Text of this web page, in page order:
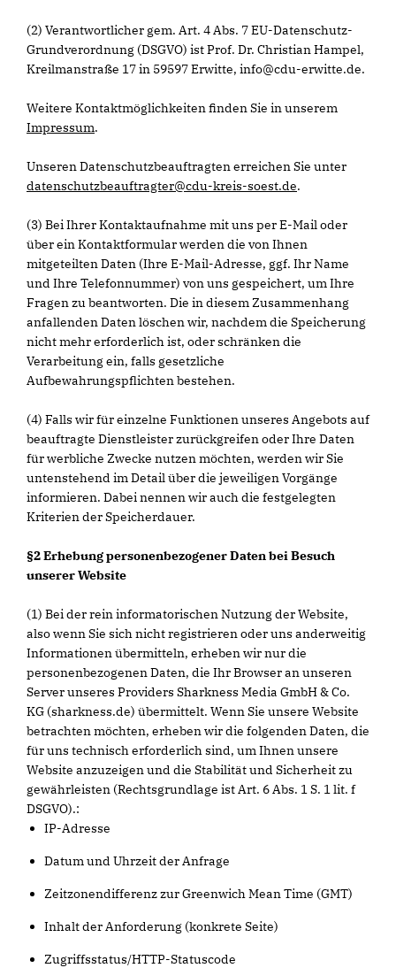
(2) Verantwortlicher gem. Art. 4 Abs. 7 EU-Datenschutz-
Grundverordnung (DSGVO) ist Prof. Dr. Christian Hampel,
Kreilmanstraße 17 in 59597 Erwitte, info@cdu-erwitte.de.
Weitere Kontaktmöglichkeiten finden Sie in unserem
Impressum.
Unseren Datenschutzbeauftragten erreichen Sie unter
datenschutzbeauftragter@cdu-kreis-soest.de.
(3) Bei Ihrer Kontaktaufnahme mit uns per E-Mail oder
über ein Kontaktformular werden die von Ihnen
mitgeteilten Daten (Ihre E-Mail-Adresse, ggf. Ihr Name
und Ihre Telefonnummer) von uns gespeichert, um Ihre
Fragen zu beantworten. Die in diesem Zusammenhang
anfallenden Daten löschen wir, nachdem die Speicherung
nicht mehr erforderlich ist, oder schränken die
Verarbeitung ein, falls gesetzliche
Aufbewahrungspflichten bestehen.
(4) Falls wir für einzelne Funktionen unseres Angebots auf
beauftragte Dienstleister zurückgreifen oder Ihre Daten
für werbliche Zwecke nutzen möchten, werden wir Sie
untenstehend im Detail über die jeweiligen Vorgänge
informieren. Dabei nennen wir auch die festgelegten
Kriterien der Speicherdauer.
§2 Erhebung personenbezogener Daten bei Besuch
unserer Website
(1) Bei der rein informatorischen Nutzung der Website,
also wenn Sie sich nicht registrieren oder uns anderweitig
Informationen übermitteln, erheben wir nur die
personenbezogenen Daten, die Ihr Browser an unseren
Server unseres Providers Sharkness Media GmbH & Co.
KG (sharkness.de) übermittelt. Wenn Sie unsere Website
betrachten möchten, erheben wir die folgenden Daten, die
für uns technisch erforderlich sind, um Ihnen unsere
Website anzuzeigen und die Stabilität und Sicherheit zu
gewährleisten (Rechtsgrundlage ist Art. 6 Abs. 1 S. 1 lit. f
DSGVO).:
IP-Adresse
Datum und Uhrzeit der Anfrage
Zeitzonendifferenz zur Greenwich Mean Time (GMT)
Inhalt der Anforderung (konkrete Seite)
Zugriffsstatus/HTTP-Statuscode